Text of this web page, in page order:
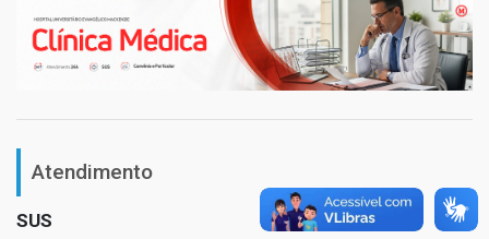
Atendimento
SUS